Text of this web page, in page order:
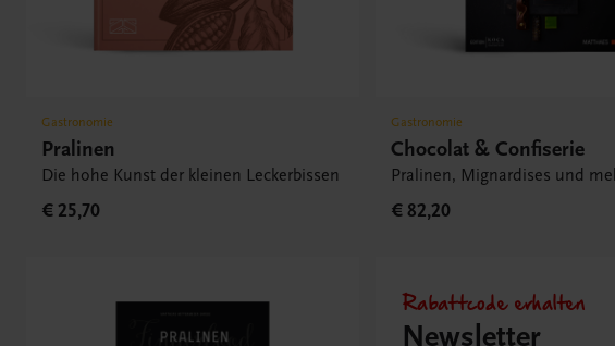
Gastronomie
Pralinen
Die hohe Kunst der kleinen Leckerbissen
€ 25,70
Gastronomie
Chocolat & Confiserie
Pralinen, Mignardises und
€ 82,20
Rabattcode erhalten
Newsletter